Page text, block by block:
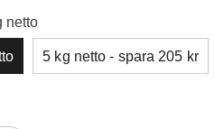
netto
5 kg netto - spara 205 kr